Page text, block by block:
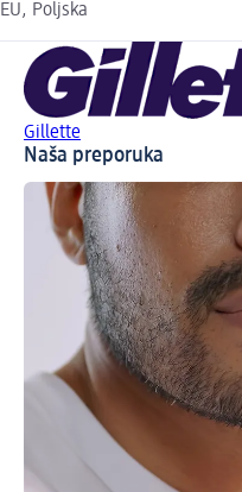
EU, Poljska
Gillette
Naša preporuka